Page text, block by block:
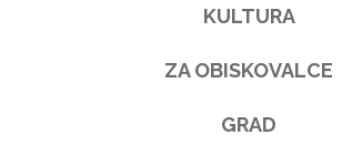
KULTURA
ZA OBISKOVALCE
GRAD